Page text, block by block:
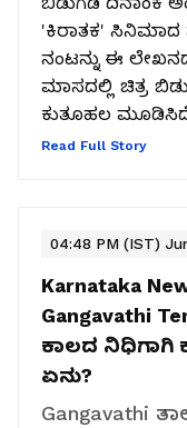
'ಕಿರಾತಕ'
ನಂಟನ್ನು ಈ
ಮಾಸದಲ್ಲಿ ಚಿತ್ರ
ಕುತೂಹಲ
Read Full Story
04:48 PM (IST)
Karnataka
Gangavathi
ಕಾಲದ ನಿಧಿಗಾಗಿ
ಏನು?
Gangavathi